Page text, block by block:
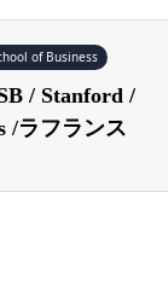
of Business
/ Stanford /
/ラフランス